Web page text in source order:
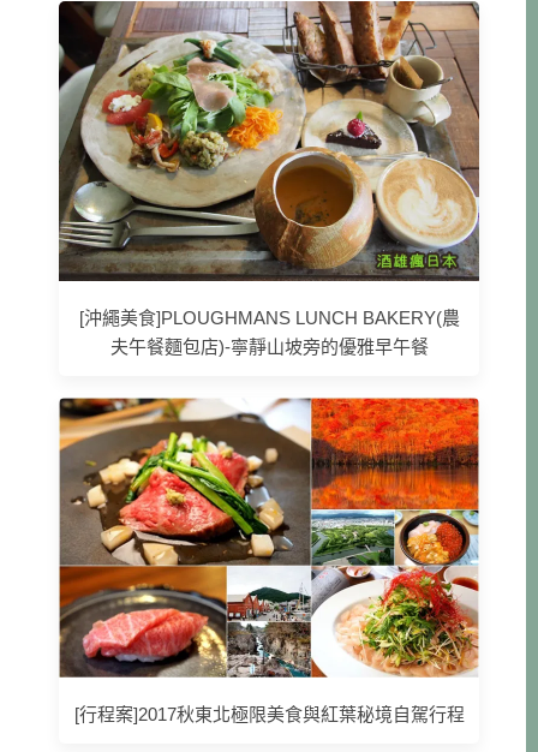
[沖繩美食]PLOUGHMANS LUNCH BAKERY(農
夫午餐麵包店)-寧靜山坡旁的優雅早午餐
[行程案]2017秋東北極限美食與紅葉秘境自駕行程